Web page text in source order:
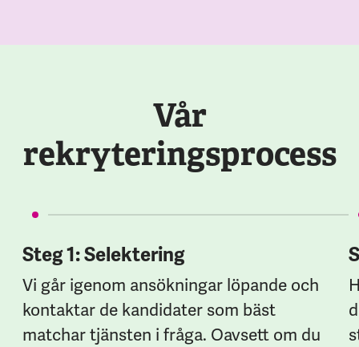
Vår
rekryteringsprocess
Steg 1: Selektering
Vi går igenom ansökningar löpande och
kontaktar de kandidater som bäst
matchar tjänsten i fråga. Oavsett om du